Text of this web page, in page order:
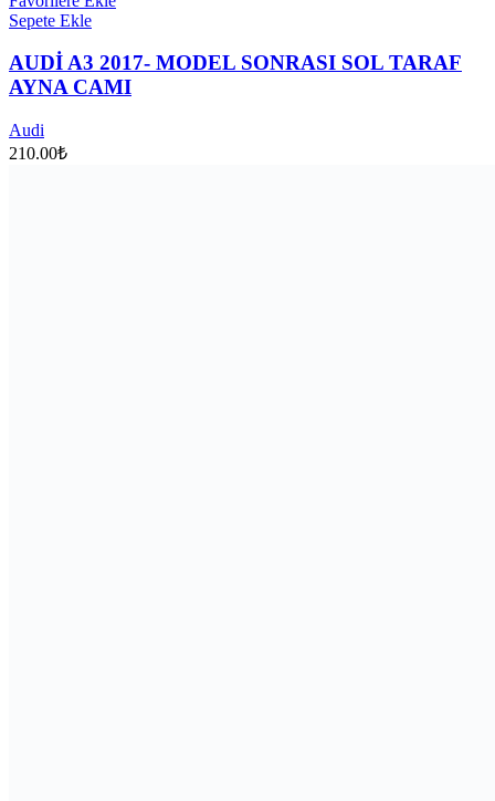
Sepete Ekle
AUDİ A3 2017- MODEL SONRASI SOL TARAF
AYNA CAMI
Audi
210.00₺